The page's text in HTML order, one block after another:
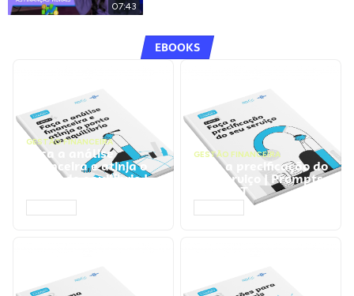
07:43
EBOOKS
GESTÃO FINANCEIRA
Faça a análise
financeira e atinja o
ponto de equilíbrio |
GESTÃO FINANCEIRA
Faça a precificação do
seu serviço | Prompts
ChatGPT